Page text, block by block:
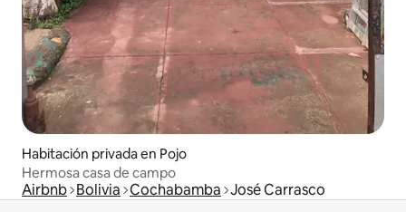
Habitación privada en Pojo
Hermosa casa de campo
Airbnb Bolivia Cochabamba José Carrasco